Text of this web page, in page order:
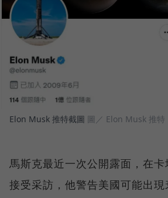
Elon Musk 推特截圖 圖／ Elon Musk 推特
馬斯克最近一次公開露面，在
接受采訪，他警告美國可能出現